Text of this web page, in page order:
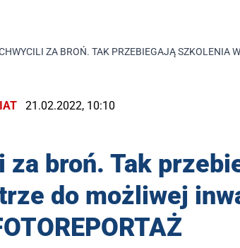
ZA BROŃ. TAK PRZEBIEGAJĄ SZKOLENIA
21.02.2022, 10:10
broń. Tak
do możliwej